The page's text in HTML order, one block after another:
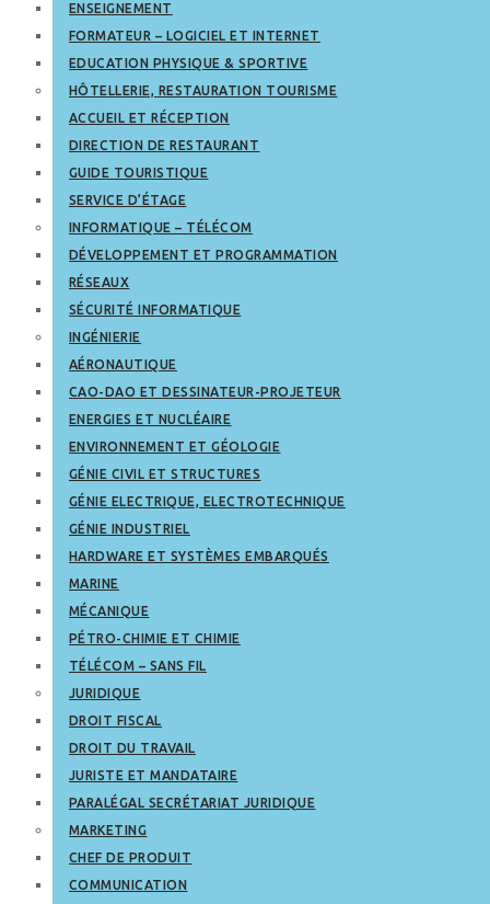
ENSEIGNEMENT
FORMATEUR – LOGICIEL ET INTERNET
EDUCATION PHYSIQUE & SPORTIVE
HÔTELLERIE, RESTAURATION TOURISME
ACCUEIL ET RÉCEPTION
DIRECTION DE RESTAURANT
GUIDE TOURISTIQUE
SERVICE D’ÉTAGE
INFORMATIQUE – TÉLÉCOM
DÉVELOPPEMENT ET PROGRAMMATION
RÉSEAUX
SÉCURITÉ INFORMATIQUE
INGÉNIERIE
AÉRONAUTIQUE
CAO-DAO ET DESSINATEUR-PROJETEUR
ENERGIES ET NUCLÉAIRE
ENVIRONNEMENT ET GÉOLOGIE
GÉNIE CIVIL ET STRUCTURES
GÉNIE ELECTRIQUE, ELECTROTECHNIQUE
GÉNIE INDUSTRIEL
HARDWARE ET SYSTÈMES EMBARQUÉS
MARINE
MÉCANIQUE
PÉTRO-CHIMIE ET CHIMIE
TÉLÉCOM – SANS FIL
JURIDIQUE
DROIT FISCAL
DROIT DU TRAVAIL
JURISTE ET MANDATAIRE
PARALÉGAL SECRÉTARIAT JURIDIQUE
MARKETING
CHEF DE PRODUIT
COMMUNICATION